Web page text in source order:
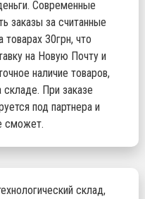
Современные
заказы за считанные
30грн, что
на Новую Почту и
наличие товаров,
складе. При заказе
под партнера и
сможет.
склад,